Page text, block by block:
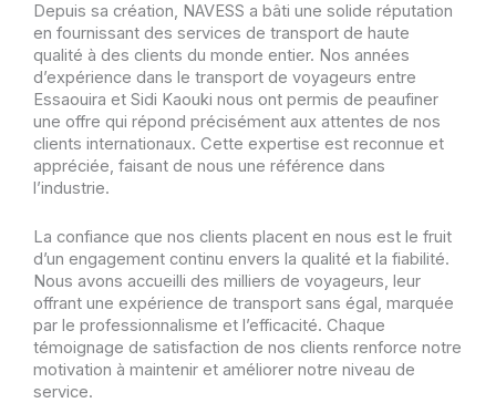
Depuis sa création, NAVESS a bâti une solide réputation
en fournissant des services de transport de haute
qualité à des clients du monde entier. Nos années
d’expérience dans le transport de voyageurs entre
Essaouira et Sidi Kaouki nous ont permis de peaufiner
une offre qui répond précisément aux attentes de nos
clients internationaux. Cette expertise est reconnue et
appréciée, faisant de nous une référence dans
l’industrie.
La confiance que nos clients placent en nous est le fruit
d’un engagement continu envers la qualité et la fiabilité.
Nous avons accueilli des milliers de voyageurs, leur
offrant une expérience de transport sans égal, marquée
par le professionnalisme et l’efficacité. Chaque
témoignage de satisfaction de nos clients renforce notre
motivation à maintenir et améliorer notre niveau de
service.